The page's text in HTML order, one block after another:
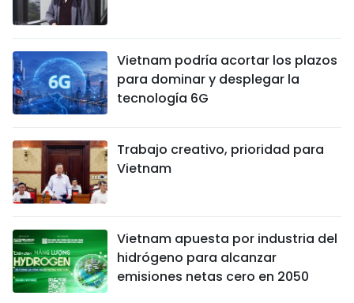
Vietnam podría acortar los plazos
para dominar y desplegar la
tecnología 6G
Trabajo creativo, prioridad para
Vietnam
Vietnam apuesta por industria del
hidrógeno para alcanzar
emisiones netas cero en 2050